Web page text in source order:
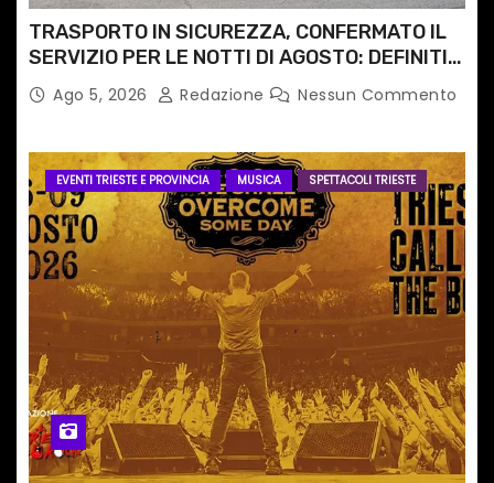
TRASPORTO IN SICUREZZA, CONFERMATO IL
SERVIZIO PER LE NOTTI DI AGOSTO: DEFINITI
PERCORSI, FERMATE E ORARIO
Ago 5, 2026 Redazione Nessun Commento
EVENTI TRIESTE E PROVINCIA MUSICA SPETTACOLI TRIESTE